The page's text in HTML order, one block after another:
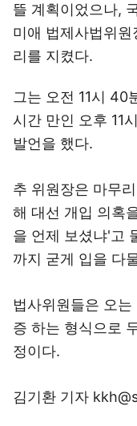
뜰 계획이었으나,
미애 법제사법위
리를 지켰다.
그는 오전 11시 40
시간 만인 오후 11
발언을 했다.
추 위원장은 마무
해 대선 개입 의혹
을 언제 보셨냐'고
까지 굳게 입을 다
법사위원들은 오
증 하는 형식으로
정이다.
김기환 기자